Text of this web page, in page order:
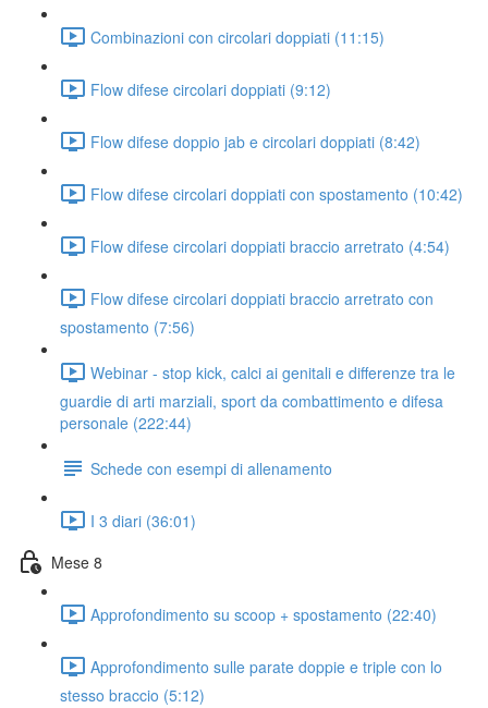
Combinazioni con circolari doppiati (11:15)
Flow difese circolari doppiati (9:12)
Flow difese doppio jab e circolari doppiati (8:42)
Flow difese circolari doppiati con spostamento (10:42)
Flow difese circolari doppiati braccio arretrato (4:54)
Flow difese circolari doppiati braccio arretrato con
spostamento (7:56)
Webinar - stop kick, calci ai genitali e differenze tra le
guardie di arti marziali, sport da combattimento e difesa
personale (222:44)
Schede con esempi di allenamento
I 3 diari (36:01)
Mese 8
Approfondimento su scoop + spostamento (22:40)
Approfondimento sulle parate doppie e triple con lo
stesso braccio (5:12)